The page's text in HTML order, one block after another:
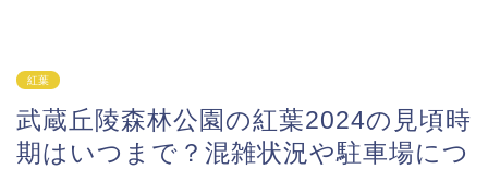
紅葉
武蔵丘陵森林公園の紅葉2024の見頃時
期はいつまで？混雑状況や駐車場につ